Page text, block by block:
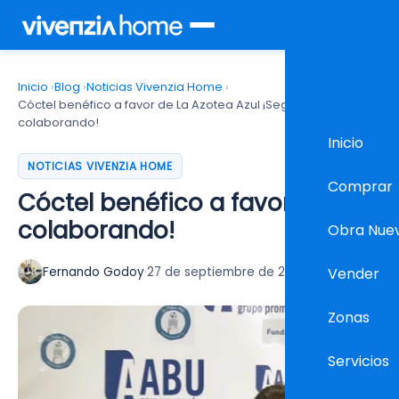
Inicio
Comprar
Obra
Vender
Zonas
Servicios
Inicio ›Blog ›Noticias Vivenzia Home ›
Cóctel benéfico a favor de La Azotea Azul ¡Seguimos
colaborando!
NOTICIAS VIVENZIA HOME
Cóctel benéfico a favor de La
colaborando!
Fernando Godoy·27 de septiembre de 2018 3 min lectura